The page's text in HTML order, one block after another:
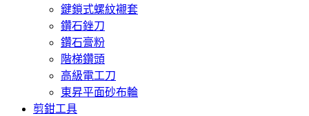
鍵鎖式螺紋襯套
鑽石銼刀
鑽石膏粉
階梯鑽頭
高級電工刀
東昇平面砂布輪
剪鉗工具